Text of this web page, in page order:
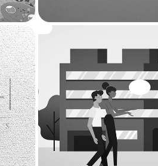
ABE Courtage
design